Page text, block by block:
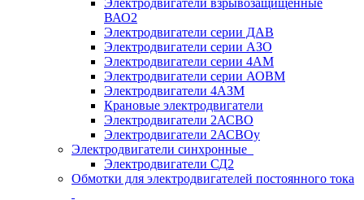
Электродвигатели взрывозащищенные
ВАО2
Электродвигатели серии ДАВ
Электродвигатели серии АЗО
Электродвигатели серии 4АМ
Электродвигатели серии АОВМ
Электродвигатели 4АЗМ
Крановые электродвигатели
Электродвигатели 2АСВО
Электродвигатели 2АСВОу
Электродвигатели синхронные
Электродвигатели СД2
Обмотки для электродвигателей постоянного тока